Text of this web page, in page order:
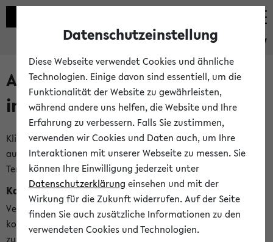
eKVV
Alle veröffentlichten Semester
im eKVV
Klicken Sie auf das Semester, welches Sie für Ihre Sitzung
auswählen möchten. Bitte beachten Sie auch die weiteren
Termine imKalender der Lehrplanung
Kalenderintegration
Verwenden Sie die folgende Adresse, um mit einer
kompatiblen Kalenderanwendung auf die Vorlesungszeiten
zuzugreifen (nähere Informationen
finden Sie hier
Datenschutzeinstellung
Diese Webseite verwendet Cookies und ähnliche
Technologien. Einige davon sind essentiell, um die
Funktionalität der Website zu gewährleisten,
während andere uns helfen, die Website und Ihre
Erfahrung zu verbessern. Falls Sie zustimmen,
verwenden wir Cookies und Daten auch, um Ihre
Interaktionen mit unserer Webseite zu messen. Sie
können Ihre Einwilligung jederzeit unter
Datenschutzerklärung einsehen und mit der
Wirkung für die Zukunft widerrufen. Auf der Seite
finden Sie auch zusätzliche Informationen zu den
verwendeten Cookies und Technologien.